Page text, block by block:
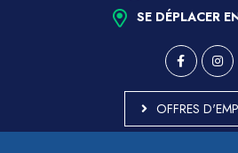
SE DÉPLACER
OFFRES